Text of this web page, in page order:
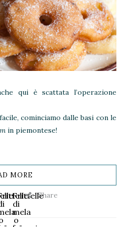
qui è scattata l’operazione
cominciamo dalle basi con le
in piemontese!
MORE
Share
Frittelle
di
mela
o